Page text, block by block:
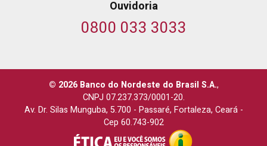
Ouvidoria
0800 033 3033
© 2026 Banco do Nordeste do Brasil S.A.,
CNPJ 07.237.373/0001-20.
Av. Dr. Silas Munguba, 5.700 - Passaré, Fortaleza, Ceará-
Cep 60.743-902